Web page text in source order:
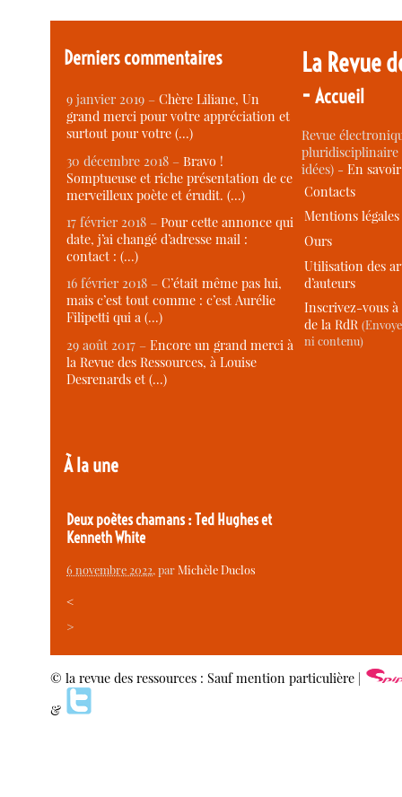
Derniers commentaires
9 janvier 2019 –Chère Liliane, Un
grand merci pour votre appréciation et
surtout pour votre (…)
30 décembre 2018 –Bravo !
Somptueuse et riche présentation de ce
merveilleux poète et érudit. (…)
17 février 2018 –Pour cette annonce qui
date, j’ai changé d’adresse mail :
contact : (…)
16 février 2018 –C’était même pas lui,
mais c’est tout comme : c’est Aurélie
Filipetti qui a (…)
29 août 2017 –Encore un grand merci à
la Revue des Ressources, à Louise
Desrenards et (…)
À la une
Deux poètes chamans : Ted Hughes et
Kenneth White
6 novembre 2022, parMichèle Duclos
<
>
La Revue
-Accueil
Revue
idées) -En
Contacts
Mentions légales
Ours
Utilisation des
d’auteurs
Inscrivez-vous
de la RdR
ni contenu)
© la revue des ressources : Sauf mention particulière |
&